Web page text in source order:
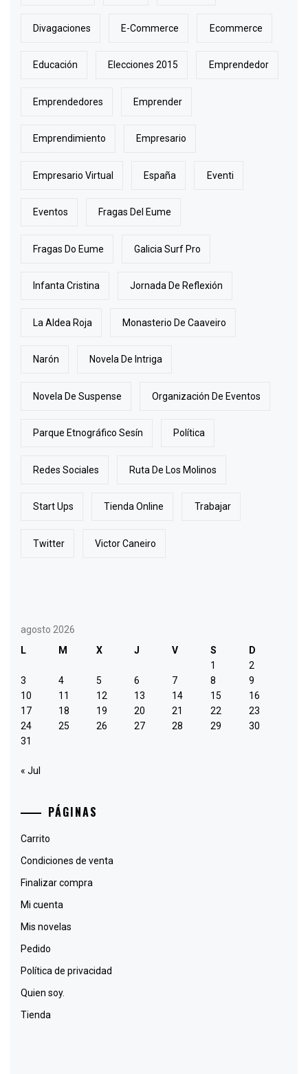
Divagaciones E-Commerce Ecommerce
Educación Elecciones 2015 Emprendedor
Emprendedores Emprender
Emprendimiento Empresario
Empresario Virtual España Eventi
Eventos Fragas Del Eume
Fragas Do Eume Galicia Surf Pro
Infanta Cristina Jornada De Reflexión
La Aldea Roja Monasterio De Caaveiro
Narón Novela De Intriga
Novela De Suspense Organización De Eventos
Parque Etnográfico Sesín Política
Redes Sociales Ruta De Los Molinos
Start Ups Tienda Online Trabajar
Twitter Victor Caneiro
agosto 2026
L
M X J V S
D
1
2
3
4 5 6 7 8
9
10
11 12 13 14 15
16
17
18 19 20 21 22
23
24
25 26 27 28 29
30
31
« Jul
PÁGINAS
Carrito
Condiciones de venta
Finalizar compra
Mi cuenta
Mis novelas
Pedido
Política de privacidad
Quien soy.
Tienda